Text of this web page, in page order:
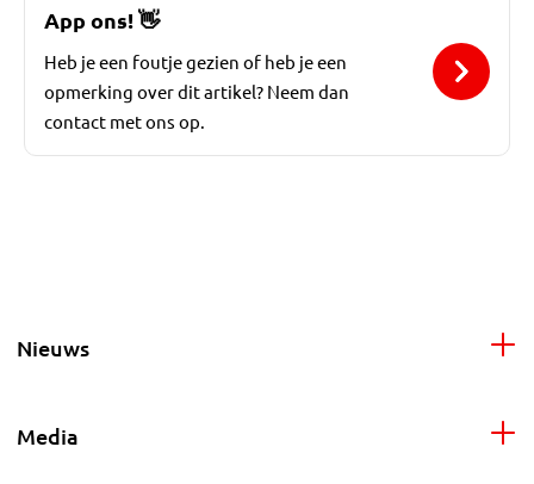
App ons!👋
Heb je een foutje gezien of heb je een
opmerking over dit artikel? Neem dan
contact met ons op.
Nieuws
Media